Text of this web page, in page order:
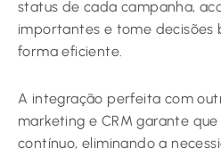
status de cada campanha,
importantes e tome decisões
forma eficiente.
A integração perfeita com
marketing e CRM garante
contínuo, eliminando a